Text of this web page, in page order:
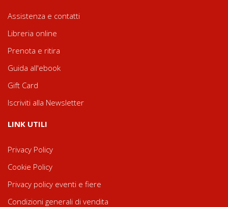
Assistenza e contatti
Libreria online
Prenota e ritira
Guida all'ebook
Gift Card
Iscriviti alla Newsletter
LINK UTILI
Privacy Policy
Cookie Policy
Privacy policy eventi e fiere
Condizioni generali di vendita